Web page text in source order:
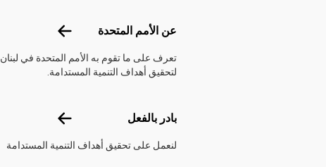
عن الأمم المتحدة عن الأمم المتحدة
تعرف على ما تقوم به الأمم المتحدة في لبنان
لتحقيق أهداف التنمية المستدامة.
بادر بالفعل بادر بالفعل
لنعمل على تحقيق أهداف التنمية المستدامة